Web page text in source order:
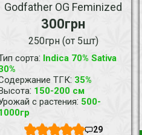
Godfather OG Feminized
300грн
250грн (от 5шт)
сорта: Indica 70% Sativa
ТГК: 35%
: 150-200 см
с растения: 500-
29